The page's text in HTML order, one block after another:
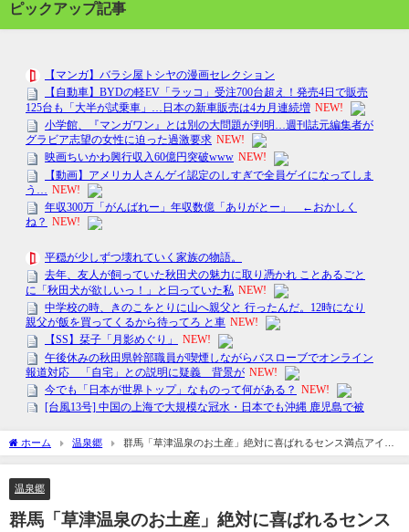
ピックアップ記事
ホーム 温泉郷
群馬「草津温泉のお土産」絶対に喜ばれるセンス満点アイテ
ム！
温泉郷
群馬「草津温泉のお土産」絶対に喜ばれるセンス